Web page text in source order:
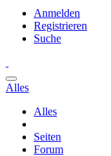
Anmelden
Registrieren
Suche
Alles
Alles
Seiten
Forum